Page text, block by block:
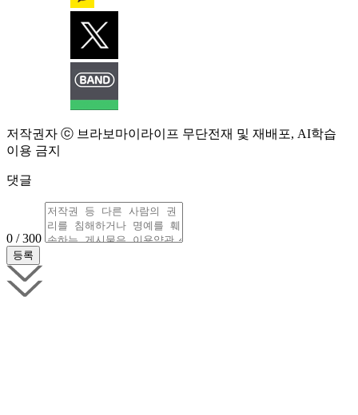
저작권자 ⓒ 브라보마이라이프 무단전재 및 재배포, AI학습
이용 금지
댓글
0 / 300